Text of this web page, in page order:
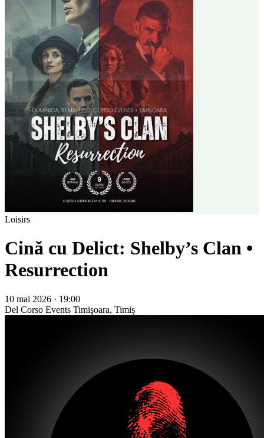
Loisirs
Cină cu Delict: Shelby’s Clan •
Resurrection
10 mai 2026 · 19:00
Del Corso Events Timişoara, Timiș